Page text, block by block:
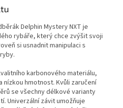
Delphin Mystery NXT je
rybáře, který chce zvýšit svoji
si usnadnit manipulaci s
karbonového materiálu,
hmotnost. Kvůli zaručení
se všechny délkové varianty
Univerzální závit umožňuje